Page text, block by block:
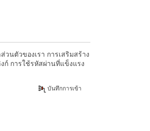
นตัวของเรา การเสริมสร้าง
ก์ การใช้รหัสผ่านที่แข็งแรง
บันทึกการเข้า